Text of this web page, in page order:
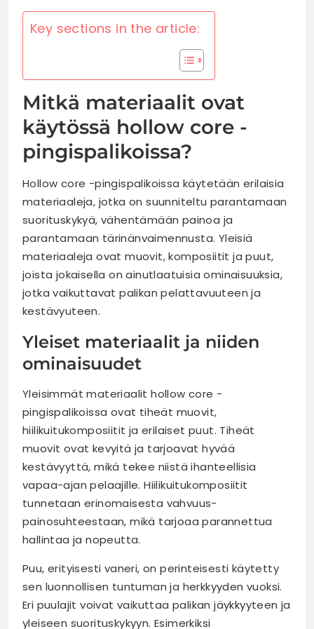
Key sections in the article:
Mitkä materiaalit ovat
käytössä hollow core -
pingispalikoissa?
Hollow core -pingispalikoissa käytetään erilaisia
materiaaleja, jotka on suunniteltu parantamaan
suorituskykyä, vähentämään painoa ja
parantamaan tärinänvaimennusta. Yleisiä
materiaaleja ovat muovit, komposiitit ja puut,
joista jokaisella on ainutlaatuisia ominaisuuksia,
jotka vaikuttavat palikan pelattavuuteen ja
kestävyuteen.
Yleiset materiaalit ja niiden
ominaisuudet
Yleisimmät materiaalit hollow core -
pingispalikoissa ovat tiheät muovit,
hiilikuitukomposiitit ja erilaiset puut. Tiheät
muovit ovat kevyitä ja tarjoavat hyvää
kestävyyttä, mikä tekee niistä ihanteellisia
vapaa-ajan pelaajille. Hiilikuitukomposiitit
tunnetaan erinomaisesta vahvuus-
painosuhteestaan, mikä tarjoaa parannettua
hallintaa ja nopeutta.
Puu, erityisesti vaneri, on perinteisesti käytetty
sen luonnollisen tuntuman ja herkkyyden vuoksi.
Eri puulajit voivat vaikuttaa palikan jäykkyyteen ja
yleiseen suorituskykyyn. Esimerkiksi